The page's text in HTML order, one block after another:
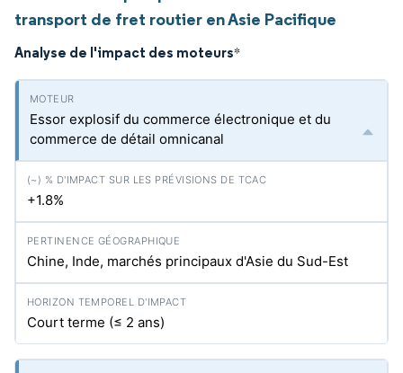
transport de fret routier en Asie Pacifique
Analyse de l'impact des moteurs*
Essor explosif du commerce électronique et du
commerce de détail omnicanal
+1.8%
Chine, Inde, marchés principaux d'Asie du Sud-Est
Court terme (≤ 2 ans)